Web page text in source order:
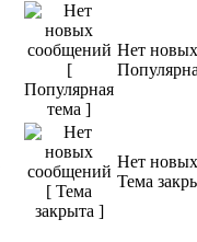
Нет
Нет
Тема